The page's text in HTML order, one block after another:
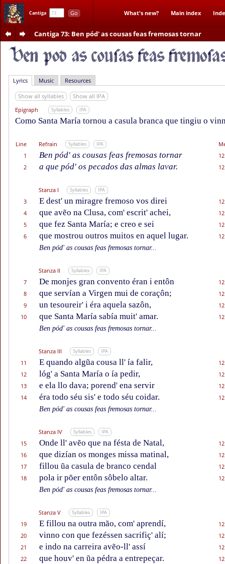
Cantiga Go What's new? Main index
Cantiga 73: Ben pód' as cousas feas fremosas tornar
Lyrics Music Resources
Show all syllables
Show all IPA
Epigraph
Syllables IPA
Como Santa María tornou a casula branca que tingiu o
Line Refrain Syllables IPA
1
Ben pód' as cousas feas fremosas tornar
2
a que pód' os pecados das almas lavar.
Stanza I Syllables IPA
3 E dest' un miragre fremoso vos direi
4
que avẽo na Clusa, com' escrit' achei,
5
que fez Santa María; e creo e sei
6
que mostrou outros muitos en aquel lugar.
Ben pód' as cousas feas fremosas tornar...
Stanza II Syllables IPA
7 De monjes gran convento éran i entôn
8
que servían a Virgen mui de coraçôn;
9
un tesoureir' i éra aquela sazôn,
10
que Santa María sabía muit' amar.
Ben pód' as cousas feas fremosas tornar...
Stanza III Syllables IPA
11 E quando algũa cousa ll' ía falir,
12
lóg' a Santa María o ía pedir,
13
e ela llo dava; porend' ena servir
14
éra todo séu sis' e todo séu coidar.
Ben pód' as cousas feas fremosas tornar...
Stanza IV Syllables IPA
15 Onde ll' avẽo que na fésta de Natal,
16
que dizían os monges missa matinal,
17
fillou ũa casula de branco cendal
18
pola ir põer entôn sôbelo altar.
Ben pód' as cousas feas fremosas tornar...
Stanza V Syllables IPA
19 E fillou na outra mão, com' aprendí,
20
vinno con que fezéssen sacrifiç' alí;
21
e indo na carreira avẽo-ll' assí
22
que houv' en ũa pédra a entrepeçar.